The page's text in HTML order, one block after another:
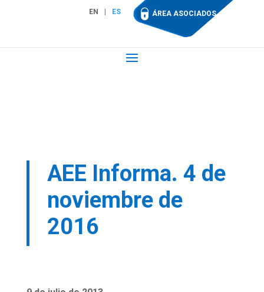
EN ES ÁREA ASOCIADOS
AEE Informa. 4 de
noviembre de
2016